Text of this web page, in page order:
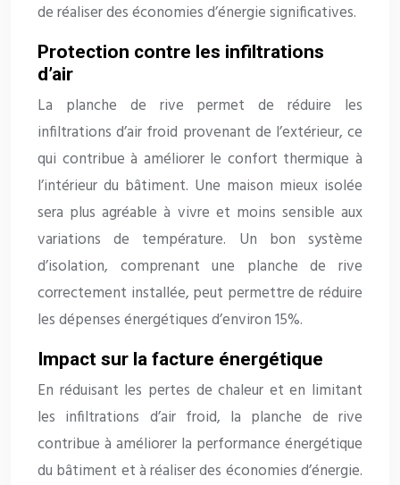
de réaliser des économies d’énergie significatives.
Protection contre les infiltrations
d’air
La planche de rive permet de réduire les
infiltrations d’air froid provenant de l’extérieur, ce
qui contribue à améliorer le confort thermique à
l’intérieur du bâtiment. Une maison mieux isolée
sera plus agréable à vivre et moins sensible aux
variations de température. Un bon système
d’isolation, comprenant une planche de rive
correctement installée, peut permettre de réduire
les dépenses énergétiques d’environ 15%.
Impact sur la facture énergétique
En réduisant les pertes de chaleur et en limitant
les infiltrations d’air froid, la planche de rive
contribue à améliorer la performance énergétique
du bâtiment et à réaliser des économies d’énergie.